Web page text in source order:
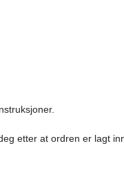
etter at ordren er lagt